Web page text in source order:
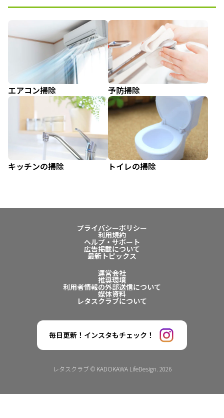
エアコン掃除 予防掃除
キッチンの掃除 トイレの掃除
プライバシーポリシー
利用規約
ヘルプ・サポート
広告掲載について
最新トピックス
運営会社
推奨環境
利用者情報の外部送信について
媒体資料
レタスクラブについて
毎日更新！インスタもチェック！
レタスクラブ © KADOKAWA LifeDesign. 2026